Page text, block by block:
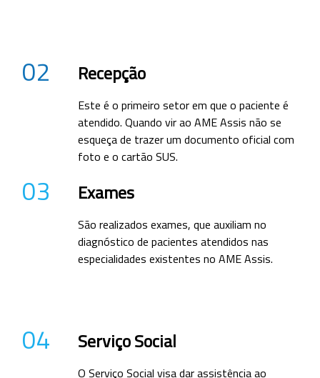
02 Recepção
Este é o primeiro setor em que o paciente é
atendido. Quando vir ao AME Assis não se
esqueça de trazer um documento oficial com
foto e o cartão SUS.
03 Exames
São realizados exames, que auxiliam no
diagnóstico de pacientes atendidos nas
especialidades existentes no AME Assis.
04 Serviço Social
O Serviço Social visa dar assistência ao